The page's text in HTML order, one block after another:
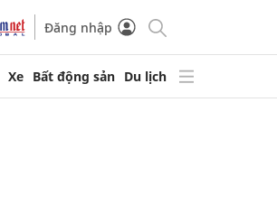
Đăng nhập
Xe Bất động sản Du lịch